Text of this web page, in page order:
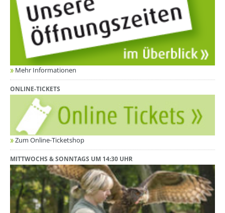
Mehr Informationen
ONLINE-TICKETS
Zum Online-Ticketshop
MITTWOCHS & SONNTAGS UM 14:30 UHR